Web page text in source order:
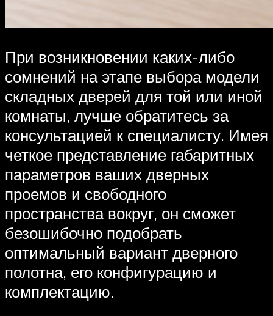
При возникновении каких-либо
сомнений на этапе выбора модели
складных дверей для той или иной
комнаты, лучше обратитесь за
консультацией к специалисту. Имея
четкое представление габаритных
параметров ваших дверных
проемов и свободного
пространства вокруг, он сможет
безошибочно подобрать
оптимальный вариант дверного
полотна, его конфигурацию и
комплектацию.